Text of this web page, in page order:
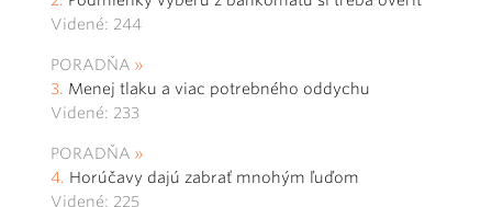
Videné: 244
PORADŇA
Menej tlaku a viac potrebného oddychu
Videné: 233
PORADŇA
Horúčavy dajú zabrať mnohým ľuďom
Videné: 225